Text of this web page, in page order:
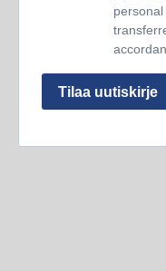
Tilaa uutiskirje